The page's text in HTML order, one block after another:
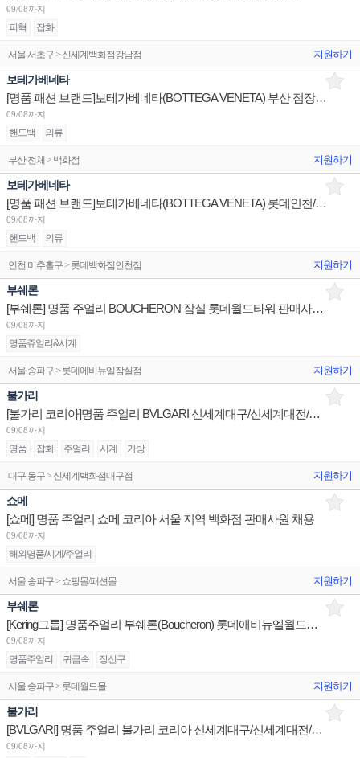
09/08까지
피혁 잡화
서울 서초구 > 신세계백화점강남점 지원하기
보테가베네타
[명품 패션 브랜드]보테가베네타(BOTTEGA VENETA) 부산 점장,부점장/대구 점장/현대판교 판매사원
09/08까지
핸드백 의류
부산 전체 > 백화점 지원하기
보테가베네타
[명품 패션 브랜드]보테가베네타(BOTTEGA VENETA) 롯데인천/신세계강남/신세계경기 판매사원 채용
09/08까지
핸드백 의류
인천 미추홀구 > 롯데백화점인천점 지원하기
부쉐론
[부쉐론] 명품 주얼리 BOUCHERON 잠실 롯데월드타워 판매사원/신세계센텀 점장/신세계대전 Admin
09/08까지
명품쥬얼리&시계
서울 송파구 > 롯데에비뉴엘잠실점 지원하기
불가리
[불가리 코리아]명품 주얼리 BVLGARI 신세계대구/신세계대전/롯데광주 슈퍼바이저/판매사원 채용
09/08까지
명품 잡화 주얼리 시계 가방
대구 동구 > 신세계백화점대구점 지원하기
쇼메
[쇼메] 명품 주얼리 쇼메 코리아 서울 지역 백화점 판매사원 채용
09/08까지
해외명품/시계/주얼리
서울 송파구 > 쇼핑몰/패션몰 지원하기
부쉐론
[Kering그룹] 명품주얼리 부쉐론(Boucheron) 롯데애비뉴엘월드타워/판매사원 신세계센텀/점장 채용
09/08까지
명품주얼리 귀금속 장신구
서울 송파구 > 롯데월드몰 지원하기
불가리
[BVLGARI] 명품 주얼리 불가리 코리아 신세계대구/신세계대전/롯데광주 판매사원 채용
09/08까지